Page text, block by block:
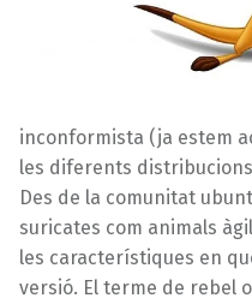
inconformista (ja estem
les diferents
Des de la comunitat
suricates com animals
les característiques en
versió. El terme de rebel